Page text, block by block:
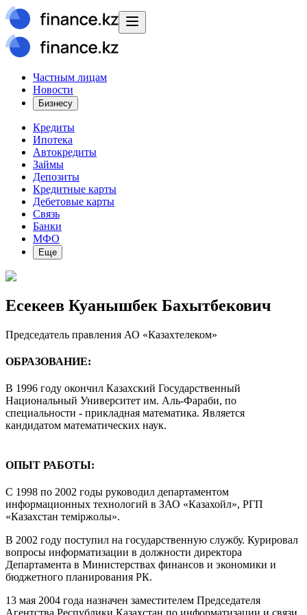
Частным лицам
Новости
Бизнесу
Кредиты
Ипотека
Автокредиты
Займы
Депозиты
Кредитные карты
Дебетовые карты
Связь
Банки
МФО
Еще
Есекеев Куанышбек Бахытбекович
Председатель правления АО «Казахтелеком»
ОБРАЗОВАНИЕ:
В 1996 году окончил Казахский Государственный
Национальный Университет им. Аль-Фараби, по
специальности - прикладная математика. Является
кандидатом математических наук.
ОПЫТ РАБОТЫ:
С 1998 по 2002 годы руководил департаментом
информационных технологий в ЗАО «Казахойл», РГП
«Казахстан теміржолы».
В 2002 году поступил на государственную службу. Курировал
вопросы информатизации в должности директора
Департамента в Министерствах финансов и экономики и
бюджетного планирования РК.
13 мая 2004 года назначен заместителем Председателя
Агентства Республики Казахстан по информатизации и связи.